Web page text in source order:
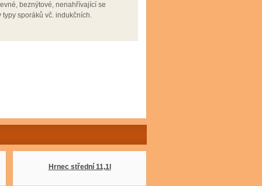
beznýtové, nenahřívající se
sporáků vč. indukčních.
Hrnec střední 11,1l